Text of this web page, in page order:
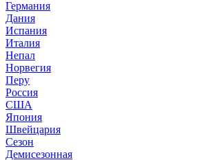
Германия
Дания
Испания
Италия
Непал
Норвегия
Перу
Россия
США
Япония
Швейцария
Сезон
Демисезонная